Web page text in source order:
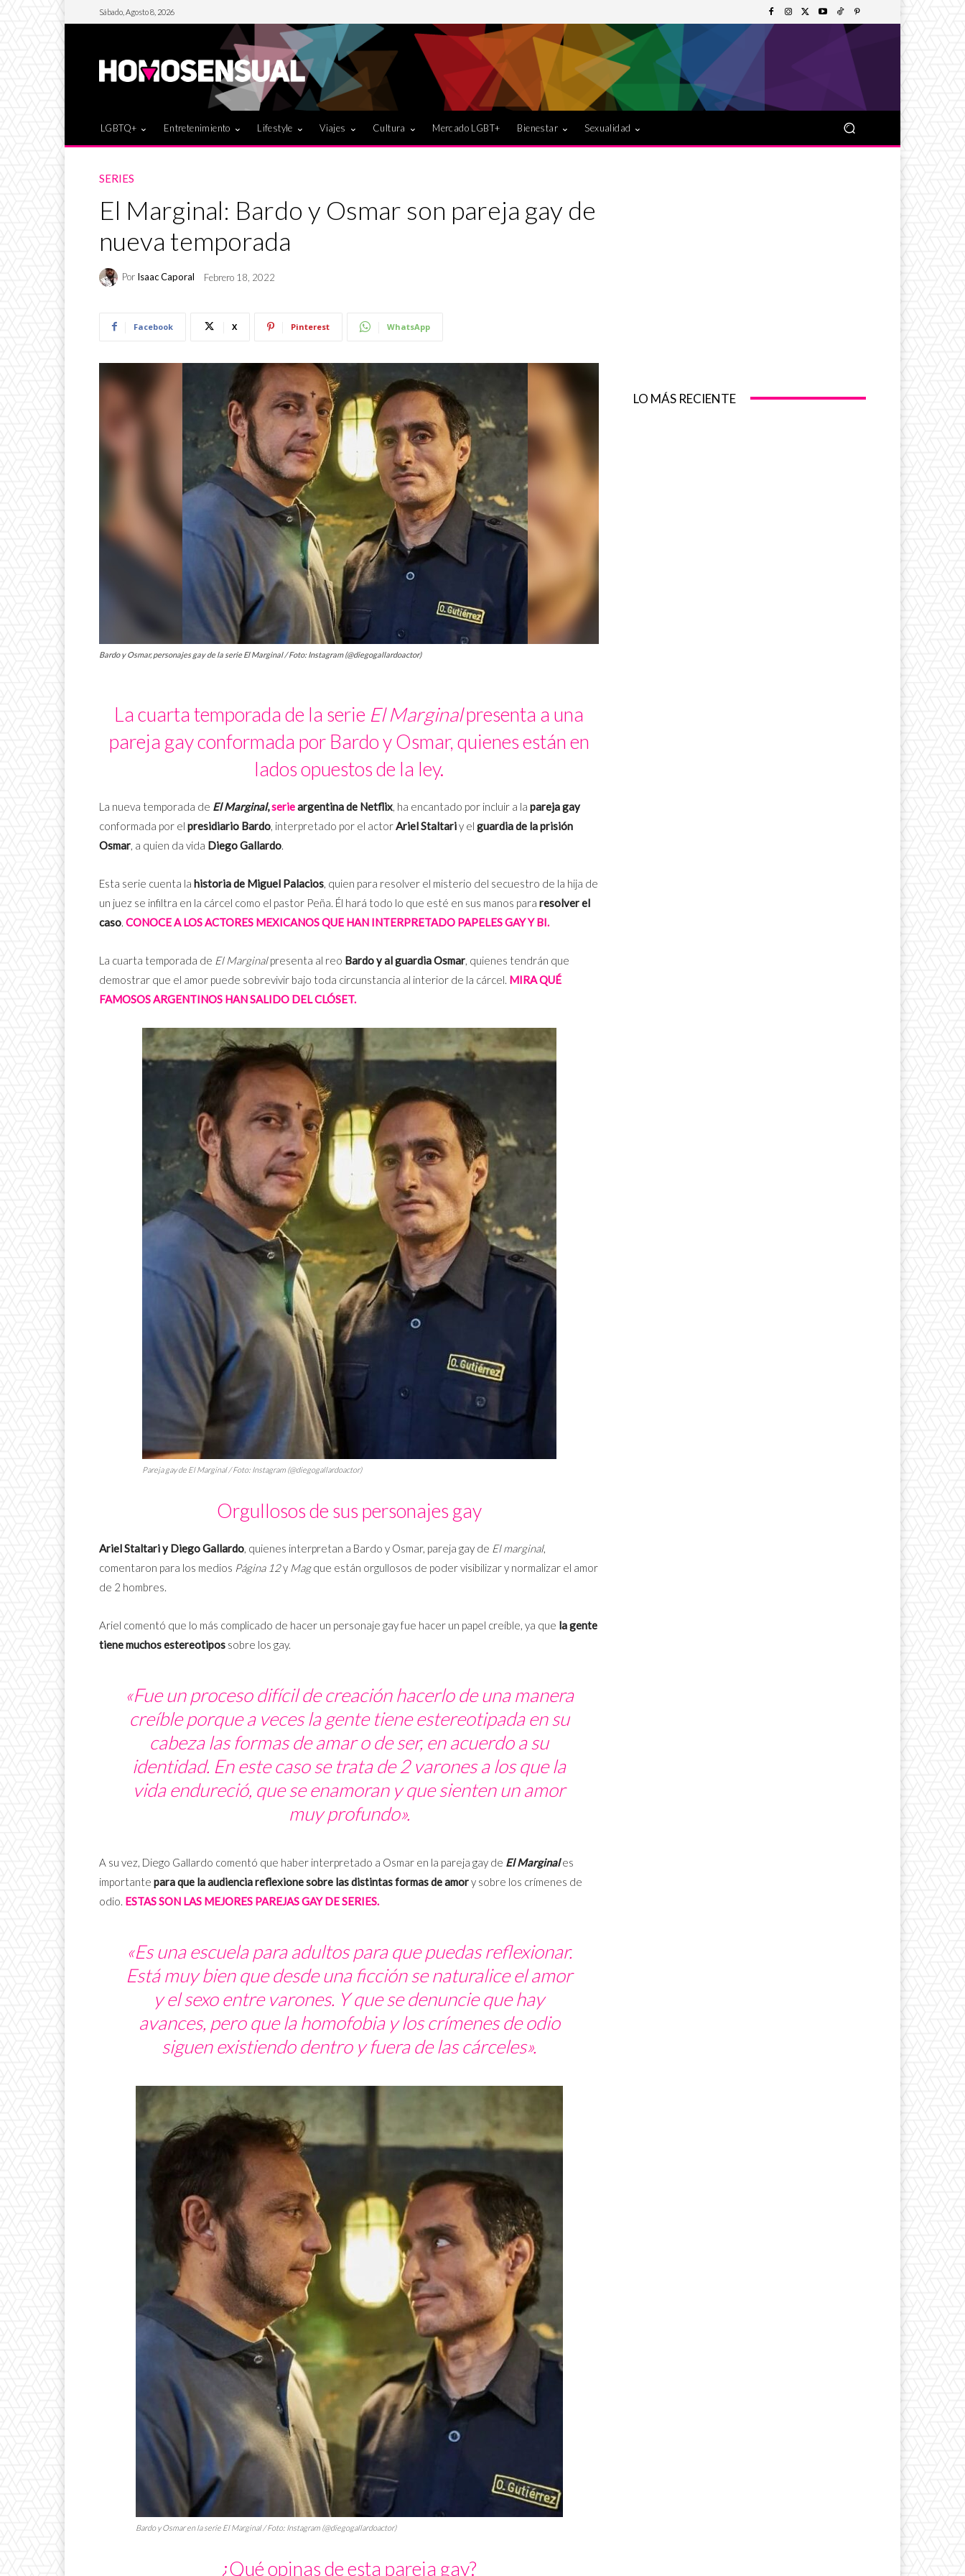
Sábado, Agosto 8, 2026
LGBTQ+ Entretenimiento Lifestyle Viajes Cultura Mercado LGBT+ Bienestar Sexualidad
SERIES
El Marginal: Bardo y Osmar son pareja gay de
nueva temporada
Por Isaac Caporal Febrero 18, 2022
Facebook X Pinterest WhatsApp
Bardo y Osmar, personajes gay de la serie El Marginal / Foto: Instagram (@diegogallardoactor)
La cuarta temporada de la serie El Marginalpresenta a una
pareja gay conformada por Bardo y Osmar, quienes están en
lados opuestos de la ley.
La nueva temporada de El Marginal,serieargentina de Netflix, ha encantado por incluir a la pareja gay
conformada por el presidiario Bardo, interpretado por el actorAriel Staltariy el guardia de la prisión
Osmar, a quien da vida Diego Gallardo.
Esta serie cuenta la historia de Miguel Palacios, quien para resolver el misterio del secuestro de la hija de
un juez se infiltra en la cárcel como el pastor Peña. Él hará todo lo que esté en sus manos para resolver el
caso. CONOCE A LOS ACTORES MEXICANOS QUE HAN INTERPRETADO PAPELES GAY Y BI.
La cuarta temporada de El Marginalpresenta al reo Bardo y al guardia Osmar, quienes tendrán que
demostrar que el amor puede sobrevivir bajo toda circunstancia al interior de la cárcel. MIRA QUÉ
FAMOSOS ARGENTINOS HAN SALIDO DEL CLÓSET.
Pareja gay deEl Marginal/ Foto: Instagram (@diegogallardoactor)
Orgullosos de sus personajes gay
Ariel Staltari y Diego Gallardo, quienes interpretan a Bardo y Osmar, pareja gay de El marginal,
comentaron para los medios Página 12y Magque están orgullosos de poder visibilizar y normalizar el amor
de 2 hombres.
Ariel comentó que lo más complicado de hacer un personaje gay fue hacer un papel creíble, ya que la gente
tiene muchos estereotipos sobre los gay.
«Fue un proceso difícil de creación hacerlo de una manera
creíble porque a veces la gente tiene estereotipada en su
cabeza las formas de amar o de ser, en acuerdo a su
identidad. En este caso se trata de 2 varones a los que la
vida endureció, que se enamoran y que sienten un amor
muy profundo».
A su vez, Diego Gallardo comentó que haber interpretado a Osmar en la pareja gay de El Marginales
importante para que la audiencia reflexione sobre las distintas formas de amory sobre los crímenes de
odio. ESTAS SON LAS MEJORES PAREJAS GAY DE SERIES.
«Es una escuela para adultos para que puedas reflexionar.
Está muy bien que desde una ficción se naturalice el amor
y el sexo entre varones. Y que se denuncie que hay
avances, pero que la homofobia y los crímenes de odio
siguen existiendo dentro y fuera de las cárceles».
Bardo y Osmar en la serie El Marginal/ Foto: Instagram (@diegogallardoactor)
¿Qué opinas de esta pareja gay?
LO MÁS RECIENTE